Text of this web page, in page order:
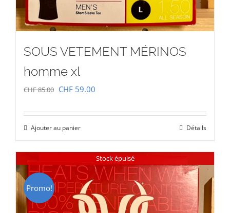
SOUS VETEMENT MÉRINOS
homme xl
CHF85.00 Le
était :
CHF 85.00.
CHF 59.00
CHF 59.00.
Ajouter au panier Détails
Stock épuisé
Promo!